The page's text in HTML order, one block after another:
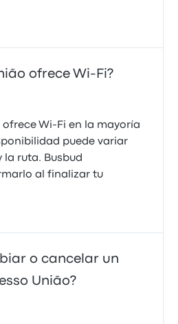
ofrece Wi‑Fi?
ofrece Wi-Fi en la mayoría
puede variar
la ruta. Busbud
al finalizar tu
o cancelar un
União?